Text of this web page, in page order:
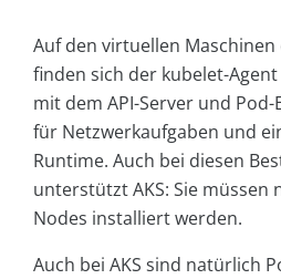
Auf den virtuellen
finden sich der kubelet-
mit dem API-Server und
für Netzwerkaufgaben und
Runtime. Auch bei diesen
unterstützt AKS: Sie müssen
Nodes installiert werden.
Auch bei AKS sind natürlich